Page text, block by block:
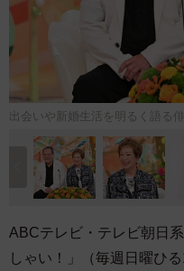
出会いや新婚生活を明るく語る
ABCテレビ・テレビ朝日
しゃい！」（毎週日曜ひ